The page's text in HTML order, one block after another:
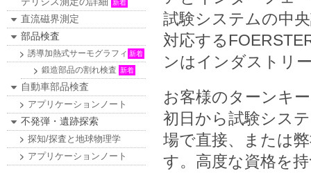
新着
直流磁界測定
部品検査
誘導加熱式サーモグラフィ 新着
鍛造部品の割れ検査 新着
自動車部品検査
アプリケーションノート
不発弾・遺跡探索
探知/探査と地球物理学
アプリケーションノート
試験システムの中
対応する
ンはインダストリ
お客様のターンキ
初日から試験シス
場で直接、または
す。高度な資格を